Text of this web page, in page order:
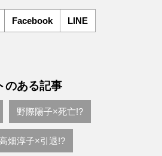
Facebook LINE
のある記事
野際陽子×死亡!?
高畑淳子×引退!?